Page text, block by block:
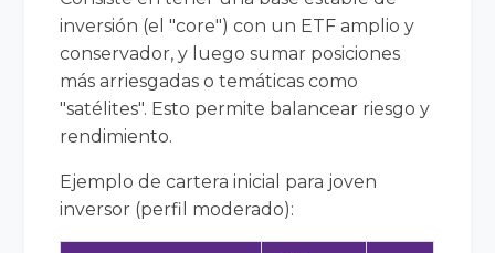
inversión (el "core") con un ETF amplio y
conservador, y luego sumar posiciones
más arriesgadas o temáticas como
"satélites". Esto permite balancear riesgo y
rendimiento.
Ejemplo de cartera inicial para joven
inversor (perfil moderado):